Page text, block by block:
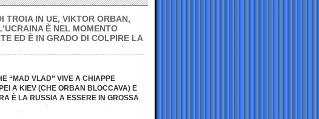
TROIA IN UE, VIKTOR ORBAN,
È NEL MOMENTO
ED È IN GRADO DI COLPIRE LA
“MAD VLAD” VIVE A CHIAPPE
A KIEV (CHE ORBAN BLOCCAVA) E
È LA RUSSIA A ESSERE IN GROSSA